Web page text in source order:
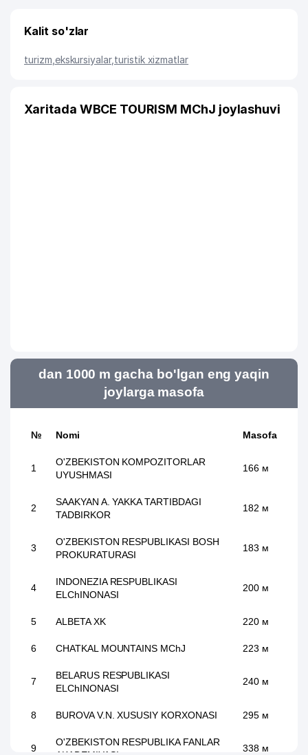
Kalit so'zlar
turizm ekskursiyalar, turistik xizmatlar
Xaritada WBCE TOURISM MChJ joylashuvi
dan 1000 m gacha bo'lgan eng yaqin
joylarga masofa
№ Nomi Masofa
1
O'ZBEKISTON KOMPOZITORLAR
UYUSHMASI
166 м
2
SAAKYAN A. YAKKA TARTIBDAGI
TADBIRKOR
182 м
3
O'ZBEKISTON RESPUBLIKASI BOSH
PROKURATURASI
183 м
4
INDONEZIA RESPUBLIKASI
ELChINONASI
200 м
5 ALBETA XK 220 м
6 CHATKAL MOUNTAINS MChJ 223 м
7
BELARUS RESPUBLIKASI
ELChINONASI
240 м
8 BUROVA V.N. XUSUSIY KORXONASI 295 м
9
O'ZBEKISTON RESPUBLIKA FANLAR
338 м